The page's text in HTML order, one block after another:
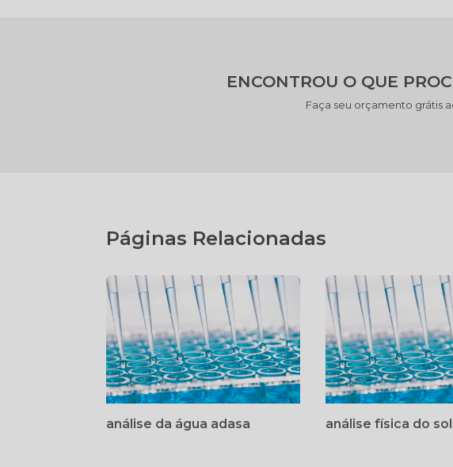
ENCONTROU O QUE
Faça seu orçamento grátis
Páginas Relacionadas
análise da água adasa análise física do